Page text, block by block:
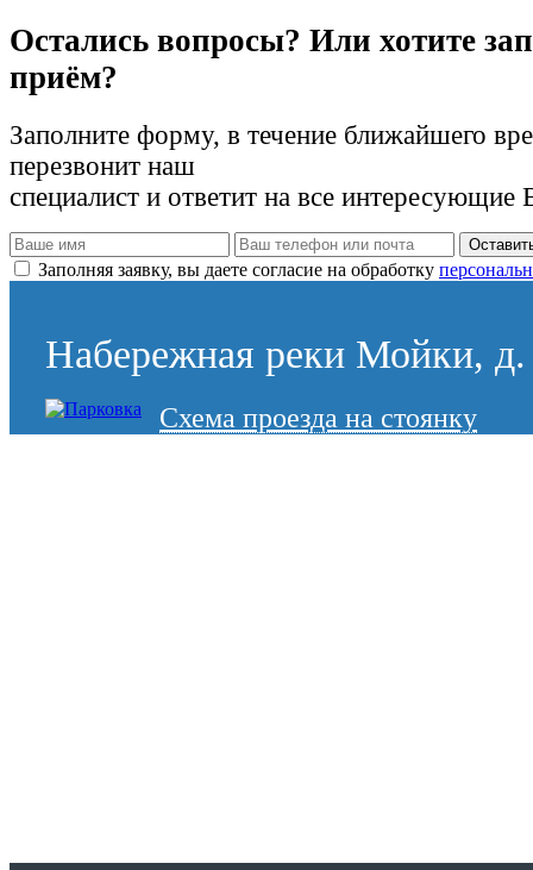
Остались вопросы? Или хотите
приём?
Заполните форму, в течение ближайшего
перезвонит наш
специалист и ответит на все интересующие
Заполняя заявку, вы даете согласие на обработку
Набережная реки Мойки,
Схема проезда на стоянку